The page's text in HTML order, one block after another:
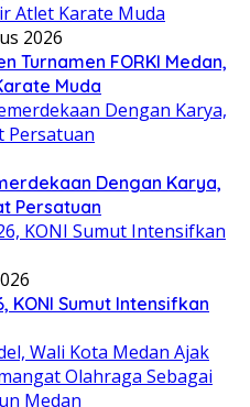
2026
Turnamen FORKI Medan,
Muda
Dengan Karya,
Persatuan
KONI Sumut Intensifkan